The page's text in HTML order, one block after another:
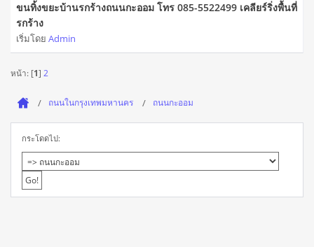
ขนทิ้งขยะบ้านรกร้างถนนกะออม โทร 085-5522499 เคลียร์ริ่งพื้นที่
รกร้าง
เริ่มโดย Admin
หน้า: [1] 2
ถนนในกรุงเทพมหานคร ถนนกะออม
กระโดดไป: